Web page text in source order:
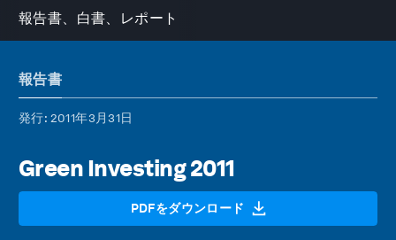
報告書、白書、レポート
報告書
発行: 2011年3月31日
Green Investing 2011
PDFをダウンロード